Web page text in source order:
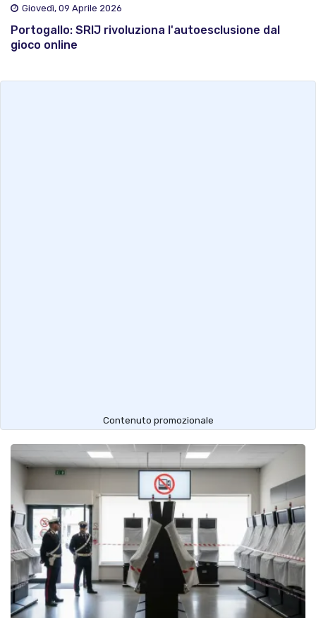
Giovedì, 09 Aprile 2026
Portogallo: SRIJ rivoluziona l'autoesclusione dal
gioco online
Contenuto promozionale